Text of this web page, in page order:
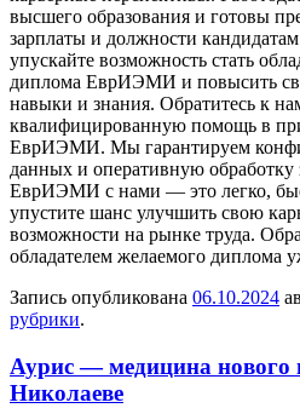
высшего образования и готовы
зарплаты и должности
упускайте возможность стать
диплома ЕврИЭМИ и повысить
навыки и знания. Обратитесь к
квалифицированную помощь в
ЕврИЭМИ. Мы гарантируем
данных и оперативную обработку
ЕврИЭМИ с нами — это легко,
упустите шанс улучшить свою
возможности на рынке труда.
обладателем желаемого диплома
Запись опубликована 06.10.2024
рубрики.
Аурис — медицина нового
Николаеве